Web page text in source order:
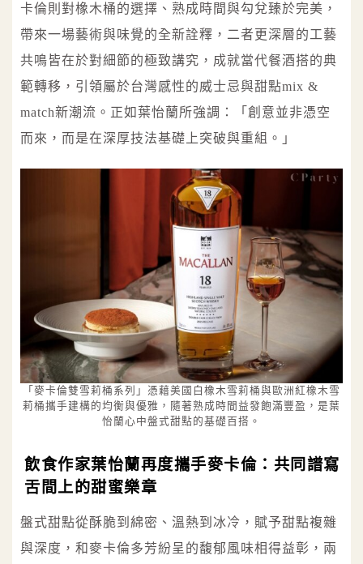
卡倫則對橡木桶的選擇、熟成時間與勾兌臻於完美，
帶來一場藝術與味覺的全新詮釋，二者更深層的工藝
共鳴皆在於對細節的極致講究，成就當代餐酒搭的典
範轉移，引領屬於台灣感性的威士忌與甜點mix &
match新潮流。正如葉怡蘭所強調：「創意並非憑空
而來，而是在深厚技法基礎上突破與重組。」
「麥卡倫雙雪莉桶系列」憑藉美國白橡木雪莉桶與歐洲紅橡木雪
莉桶攜手建構的均衡與優雅，隨著熟成時間益發飽滿豐盈，是葉
怡蘭心中盤式甜點的基礎百搭。
飲食作家葉怡蘭再度攜手麥卡倫：共同譜寫
舌間上的甜蜜樂章
盤式甜點從酥脆到綿密、溫熱到冰冷，賦予甜點複雜
與深度，和麥卡倫多芳紛呈的馥郁風味相得益彰，兩